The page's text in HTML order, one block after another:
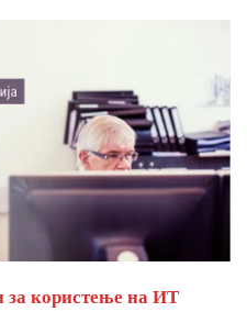
за користење на ИТ